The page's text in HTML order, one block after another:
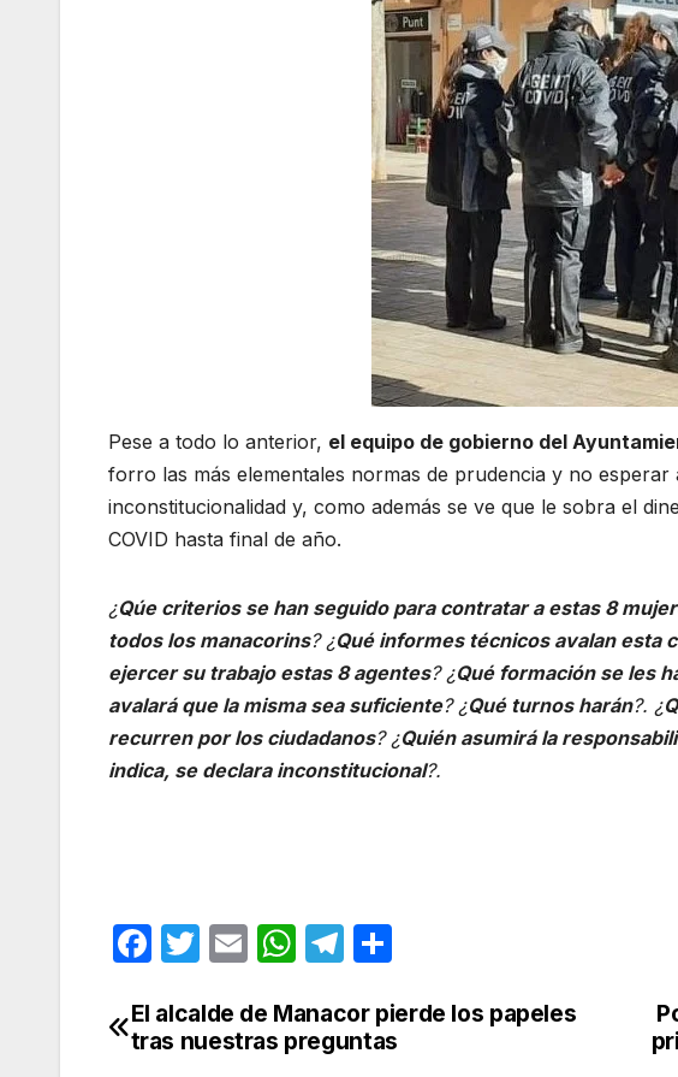
Pese a todo lo anterior, el equipo de gobierno del
forro las más elementales normas de prudencia y no
inconstitucionalidad y, como además se ve que le sobra el
COVID hasta final de año.
¿Qúe criterios se han seguido para contratar a estas 8
todos los manacorins? ¿Qué informes técnicos avalan esta
ejercer su trabajo estas 8 agentes? ¿Qué formación se les
avalará que la misma sea suficiente? ¿Qué turnos harán?. ¿
recurren por los ciudadanos? ¿Quién asumirá la
indica, se declara inconstitucional?.
F
c
e
T
itt
er
E
ail
W
at
s
T
e
gr
m
p
Navegación
El alcalde de Manacor pierde los papeles
tras nuestras preguntas